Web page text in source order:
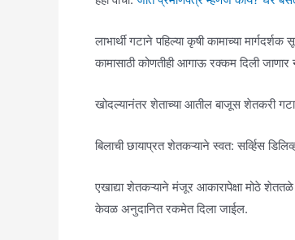
लाभार्थी गटाने पहिल्या कृषी कामाच्या
कामासाठी कोणतीही आगाऊ रक्कम दिली जाणार
खोदल्यानंतर शेताच्या आतील बाजूस शेतकरी
बिलाची छायाप्रत शेतकऱ्याने स्वत: सर्व्हिस
एखाद्या शेतकऱ्याने मंजूर आकारापेक्षा मोठे
केवळ अनुदानित रकमेत दिला जाईल.